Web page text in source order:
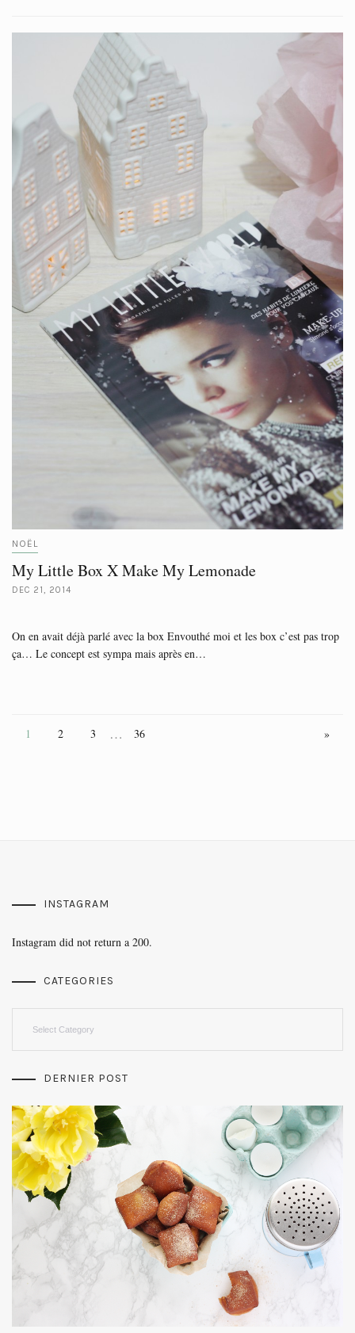
NOËL
My Little Box X Make My Lemonade
DEC 21, 2014
On en avait déjà parlé avec la box Envouthé moi et les box c’est pas trop
ça… Le concept est sympa mais après en…
1 2 3 … 36 »
INSTAGRAM
Instagram did not return a 200.
CATEGORIES
DERNIER POST